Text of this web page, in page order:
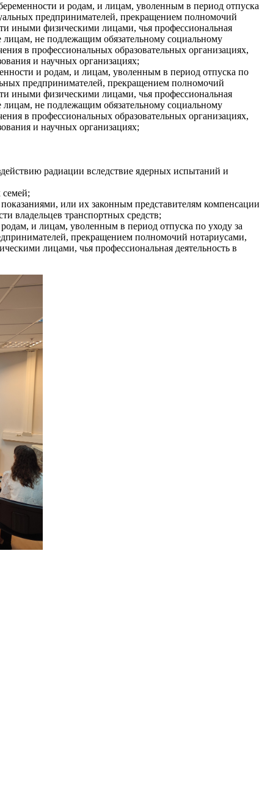
и родам, и лицам, уволенным в период отпуска
предпринимателей, прекращением полномочий
иными физическими лицами, чья профессиональная
лицам, не подлежащим обязательному социальному
в профессиональных образовательных организациях,
и научных организациях;
и родам, и лицам, уволенным в период отпуска по
предпринимателей, прекращением полномочий
иными физическими лицами, чья профессиональная
лицам, не подлежащим обязательному социальному
в профессиональных образовательных организациях,
и научных организациях;
радиации вследствие ядерных испытаний и
или их законным представителям компенсации
владельцев транспортных средств;
и лицам, уволенным в период отпуска по уходу за
прекращением полномочий нотариусами,
лицами, чья профессиональная деятельность в